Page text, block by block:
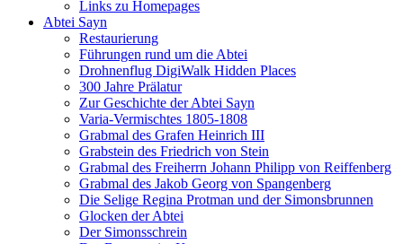
Links zu Homepages
Abtei Sayn
Restaurierung
Führungen rund um die Abtei
Drohnenflug DigiWalk Hidden Places
300 Jahre Prälatur
Zur Geschichte der Abtei Sayn
Varia-Vermischtes 1805-1808
Grabmal des Grafen Heinrich III
Grabstein des Friedrich von Stein
Grabmal des Freiherrn Johann Philipp von Reiffenberg
Grabmal des Jakob Georg von Spangenberg
Die Selige Regina Protman und der Simonsbrunnen
Glocken der Abtei
Der Simonsschrein